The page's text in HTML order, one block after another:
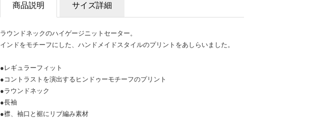
商品説明 サイズ詳細
ラウンドネックのハイゲージニットセーター。
インドをモチーフにした、ハンドメイドスタイルのプリントをあしらいました。
●レギュラーフィット
●コントラストを演出するヒンドゥーモチーフのプリント
●ラウンドネック
●長袖
●襟、袖口と裾にリブ編み素材